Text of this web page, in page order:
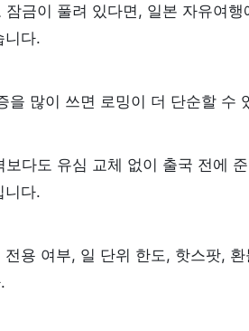
금이 풀려 있다면, 일본 자유여행
니다.
을 많이 쓰면 로밍이 더 단순할 수
다도 유심 교체 없이 출국 전에
니다.
용 여부, 일 단위 한도, 핫스팟,